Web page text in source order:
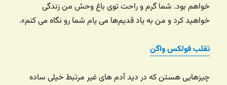
خواهم بود. شما گرم و راحت توی باغ وحش من زندگی
خواهید کرد و من به یاد قدیم‌ها می یام شما رو نگاه می کنم».
تقلب فولکس واگن
چیزهایی هستن که در دید آدم های غیر مرتبط خیلی ساده